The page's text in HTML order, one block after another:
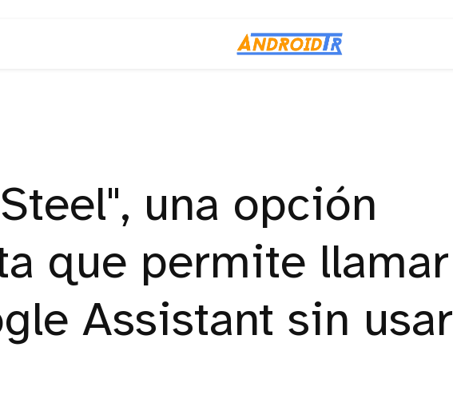
una opción
que permite llamar
Assistant sin usar